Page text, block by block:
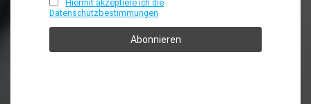
Hiermit akzeptiere ich die
Datenschutzbestimmungen